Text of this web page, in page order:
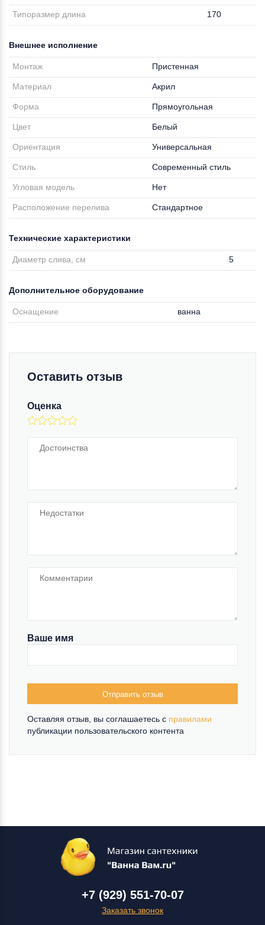
Типоразмер длина 170
Внешнее исполнение
Монтаж Пристенная
Материал Акрил
Форма Прямоугольная
Цвет Белый
Ориентация Универсальная
Стиль Современный стиль
Угловая модель Нет
Расположение перелива Стандартное
Технические характеристики
Диаметр слива, см 5
Дополнительное оборудование
Оснащение ванна
Оставить отзыв
Оценка
Ваше имя
Отправить отзыв
Оставляя отзыв, вы соглашаетесь c правилами
публикации пользовательского контента
+7 (929) 551-70-07
Заказать звонок